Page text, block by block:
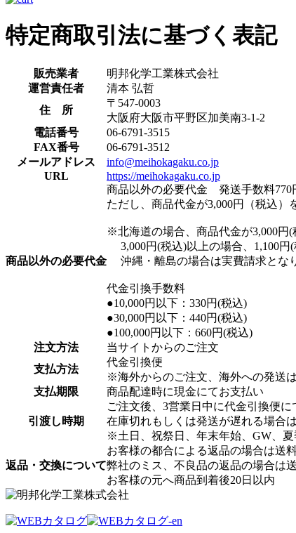
特定商取引法に基づく表記
販売業者
明邦化学工業株式会社
運営責任者
清本 弘哲
住 所
〒547-0003
大阪府大阪市平野区加美南3-1-2
電話番号
06-6791-3515
FAX番号
06-6791-3512
メールアドレス
info@meihokagaku.co.jp
URL
https://meihokagaku.co.jp
商品以外の必要代金
商品以外の必要代金 発送手数料770
ただし、商品代金が3,000円（税込）
※北海道の場合、商品代金が3,000円
3,000円(税込)以上の場合、1,100円(
沖縄・離島の場合は実費請求とな
代金引換手数料
●10,000円以下：330円(税込)
●30,000円以下：440円(税込)
●100,000円以下：660円(税込)
注文方法
当サイトからのご注文
支払方法
代金引換便
※海外からのご注文、海外への発送
支払期限
商品配達時に現金にてお支払い
引渡し時期
ご注文後、3営業日中に代金引換便に
在庫切れもしくは発送が遅れる場合
※土日、祝祭日、年末年始、GW、夏
返品・交換について
お客様の都合による返品の場合は送
弊社のミス、不良品の返品の場合は
お客様の元へ商品到着後20日以内